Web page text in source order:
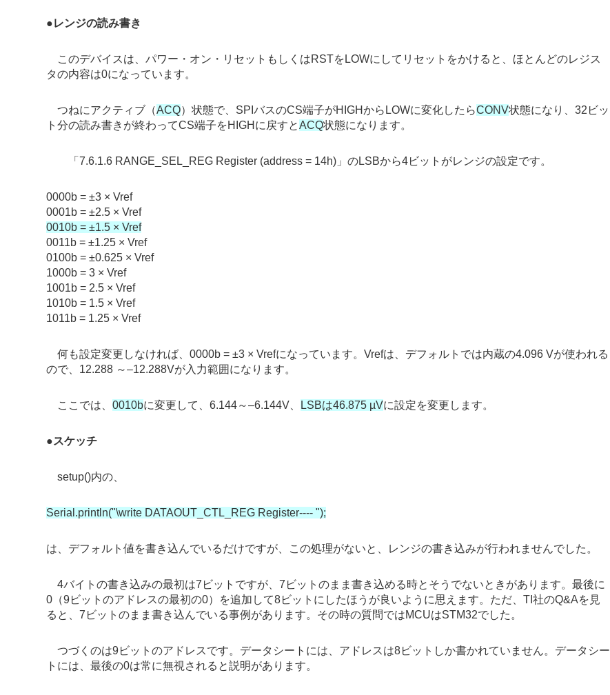
●レンジの読み書き
このデバイスは、パワー・オン・リセットもしくはRSTをLOWにしてリセットをかけると、ほとんどのレジス
タの内容は0になっています。
つねにアクティブ（ACQ）状態で、SPIバスのCS端子がHIGHからLOWに変化したらCONV状態になり、32ビッ
ト分の読み書きが終わってCS端子をHIGHに戻すとACQ状態になります。
「7.6.1.6 RANGE_SEL_REG Register (address = 14h)」のLSBから4ビットがレンジの設定です。
0000b = ±3 × Vref
0001b = ±2.5 × Vref
0010b = ±1.5 × Vref
0011b = ±1.25 × Vref
0100b = ±0.625 × Vref
1000b = 3 × Vref
1001b = 2.5 × Vref
1010b = 1.5 × Vref
1011b = 1.25 × Vref
何も設定変更しなければ、0000b = ±3 × Vrefになっています。Vrefは、デフォルトでは内蔵の4.096 Vが使われる
ので、12.288 ～–12.288Vが入力範囲になります。
ここでは、0010bに変更して、6.144～–6.144V、 LSBは46.875 µVに設定を変更します。
●スケッチ
setup()内の、
Serial.println("\write DATAOUT_CTL_REG Register---- ");
は、デフォルト値を書き込んでいるだけですが、この処理がないと、レンジの書き込みが行われませんでした。
4バイトの書き込みの最初は7ビットですが、7ビットのまま書き込める時とそうでないときがあります。最後に
0（9ビットのアドレスの最初の0）を追加して8ビットにしたほうが良いように思えます。ただ、TI社のQ&Aを見
ると、7ビットのまま書き込んでいる事例があります。その時の質問ではMCUはSTM32でした。
つづくのは9ビットのアドレスです。データシートには、アドレスは8ビットしか書かれていません。データシー
トには、最後の0は常に無視されると説明があります。